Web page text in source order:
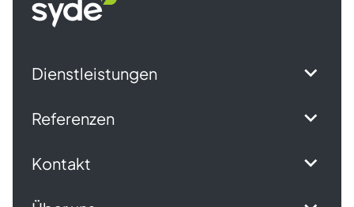
Startseite
Dienstleistungen
Referenzen
Kontakt